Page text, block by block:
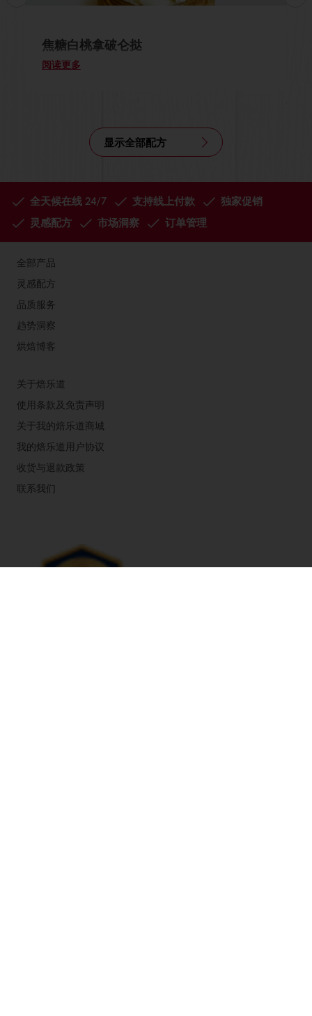
焦糖白桃拿破仑挞
阅读更多
显示全部配方
全天候在线 24/7 支持线上付款
独家促销
灵感配方
市场洞察 订单管理
全部产品
灵感配方
品质服务
趋势洞察
烘焙博客
关于焙乐道
使用条款及免责声明
关于我的焙乐道商城
我的焙乐道用户协议
收货与退款政策
联系我们